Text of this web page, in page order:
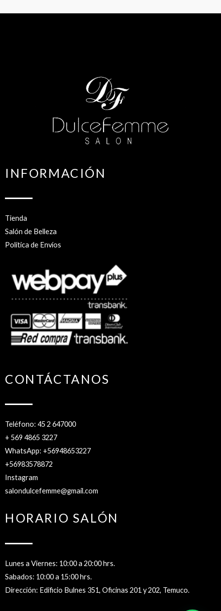
INFORMACIÓN
Tienda
Salón de Belleza
Política de Envíos
CONTÁCTANOS
Teléfono: 45 2 647000
+ 569 4865 3227
WhatsApp: +56948653227
+56983578872
Instagram
salondulcefemme@gmail.com
HORARIO SALÓN
Lunes a Viernes: 10:00 a 20:00 hrs.
Sabados: 10:00 a 15:00 hrs.
Dirección: Edificio Bulnes 351, Oficinas 201 y 202, Temuco.